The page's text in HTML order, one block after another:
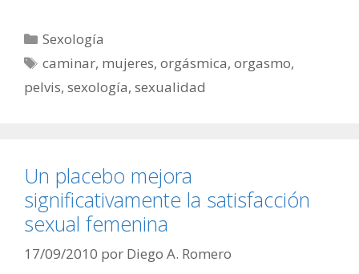
Categorías
Sexología
Etiquetas
caminar, mujeres,orgásmica,orgasmo,
pelvis, sexología, sexualidad
Un placebo mejora
significativamente la satisfacción
sexual femenina
17/09/2010 por Diego A. Romero